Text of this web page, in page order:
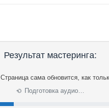
Результат мастеринга:
Страница сама обновится, как
⟳ Подготовка аудио…